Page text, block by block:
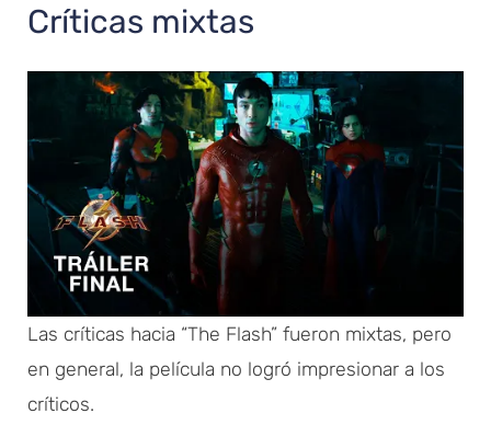
Críticas mixtas
Las críticas hacia “The Flash” fueron mixtas, pero
en general, la película no logró impresionar a los
críticos.